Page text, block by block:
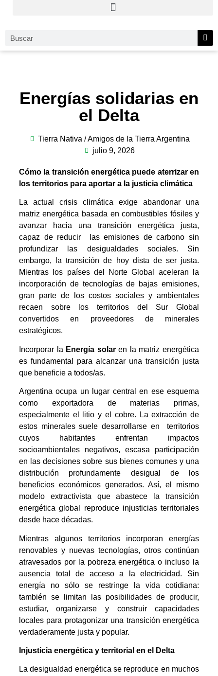
Energías solidarias en
el Delta
Tierra Nativa / Amigos de la Tierra Argentina
julio 9, 2026
Cómo la transición energética puede aterrizar en
los territorios para aportar a la justicia climática
La actual crisis climática exige abandonar una
matriz energética basada en combustibles fósiles y
avanzar hacia una transición energética justa,
capaz de reducir las emisiones de carbono sin
profundizar las desigualdades sociales. Sin
embargo, la transición de hoy dista de ser justa.
Mientras los países del Norte Global aceleran la
incorporación de tecnologías de bajas emisiones,
gran parte de los costos sociales y ambientales
recaen sobre los territorios del Sur Global
convertidos en proveedores de minerales
estratégicos.
Incorporar la Energía solaren la matriz energética
es fundamental para alcanzar una transición justa
que beneficie a todos/as.
Argentina ocupa un lugar central en ese esquema
como exportadora de materias primas,
especialmente el litio y el cobre. La extracción de
estos minerales suele desarrollarse en territorios
cuyos habitantes enfrentan impactos
socioambientales negativos, escasa participación
en las decisiones sobre sus bienes comunes y una
distribución profundamente desigual de los
beneficios económicos generados. Así, el mismo
modelo extractivista que abastece la transición
energética global reproduce injusticias territoriales
desde hace décadas.
Mientras algunos territorios incorporan energías
renovables y nuevas tecnologías, otros continúan
atravesados por la pobreza energética o incluso la
ausencia total de acceso a la electricidad. Sin
energía no sólo se restringe la vida cotidiana:
también se limitan las posibilidades de producir,
estudiar, organizarse y construir capacidades
locales para protagonizar una transición energética
verdaderamente justa y popular.
Injusticia energética y territorial en el Delta
La desigualdad energética se reproduce en muchos